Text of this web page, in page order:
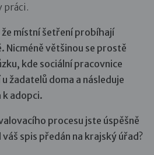
práci.
místní šetření probíhají
Nicméně většinou se prostě
kde sociální pracovnice
žadatelů doma a následuje
adopci.
procesu jste úspěšně
spis předán na krajský úřad?